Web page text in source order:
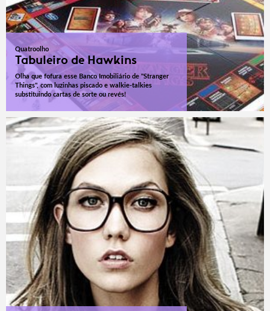
Quatroolho
Tabuleiro de Hawkins
Olha que fofura esse Banco Imobiliário de "Stranger
Things", com luzinhas piscado e walkie-talkies
substituindo cartas de sorte ou revés!